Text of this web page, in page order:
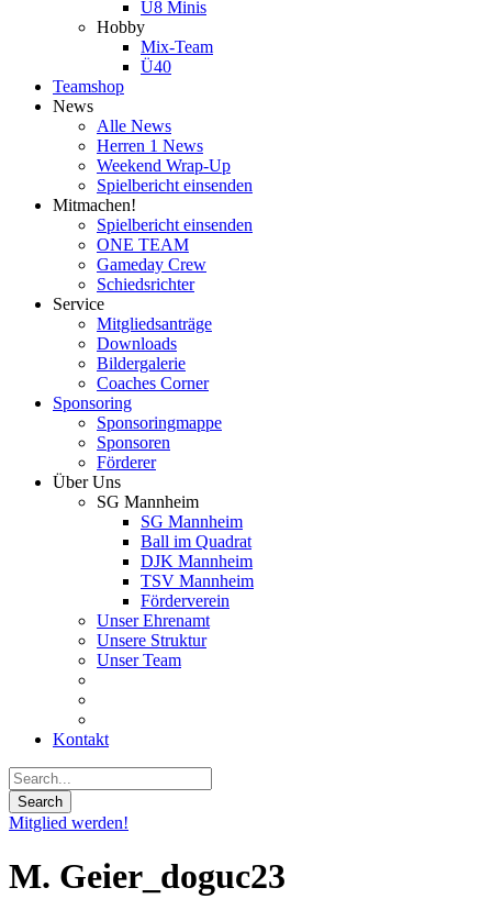
U8 Minis
Hobby
Mix-Team
Ü40
Teamshop
News
Alle News
Herren 1 News
Weekend Wrap-Up
Spielbericht einsenden
Mitmachen!
Spielbericht einsenden
ONE TEAM
Gameday Crew
Schiedsrichter
Service
Mitgliedsanträge
Downloads
Bildergalerie
Coaches Corner
Sponsoring
Sponsoringmappe
Sponsoren
Förderer
Über Uns
SG Mannheim
SG Mannheim
Ball im Quadrat
DJK Mannheim
TSV Mannheim
Förderverein
Unser Ehrenamt
Unsere Struktur
Unser Team
Kontakt
Mitglied werden!
M. Geier_doguc23